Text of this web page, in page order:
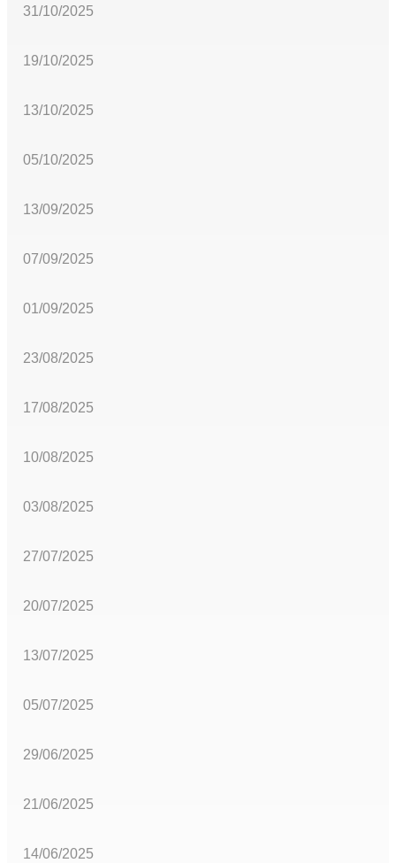
31/10/2025
19/10/2025
13/10/2025
05/10/2025
13/09/2025
07/09/2025
01/09/2025
23/08/2025
17/08/2025
10/08/2025
03/08/2025
27/07/2025
20/07/2025
13/07/2025
05/07/2025
29/06/2025
21/06/2025
14/06/2025